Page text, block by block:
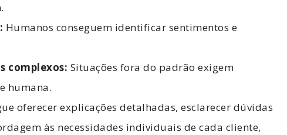
Humanos conseguem identificar sentimentos e
complexos: Situações fora do padrão exigem
humana.
oferecer explicações detalhadas, esclarecer dúvidas
às necessidades individuais de cada cliente,